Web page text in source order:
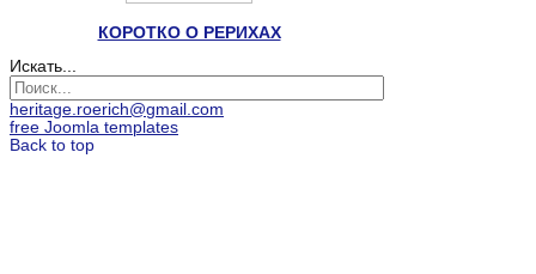
КОРОТКО О РЕРИХАХ
Искать...
heritage.roerich@gmail.com
free Joomla templates
Back to top